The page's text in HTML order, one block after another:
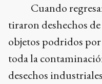
Cuando
tiraron deshechos
objetos podridos por
toda la
desechos